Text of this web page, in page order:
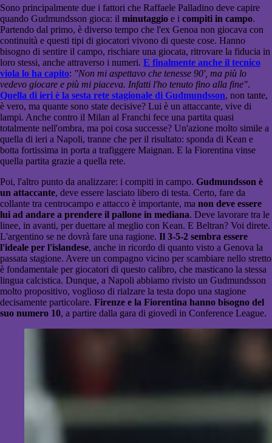
Sono principalmente due i fattori che Raffaele Palladino deve capire
quando Gudmundsson gioca: il minutaggio e i compiti in campo.
Partendo dal primo, è diverso tempo che l'ex Genoa non giocava con
continuità e questi tipi di giocatori vivono di queste cose. Hanno
bisogno di sentire il campo, rischiare una giocata, ritrovare la fiducia in
loro stessi, anche attraverso i numeri. E finalmente anche il tecnico
viola lo ha capito: "Non mi aspettavo che tenesse 90', ma più lo
vedevo giocare e più mi piaceva. Infatti l'ho tenuto fino alla fine".
Quella di ieri è la sesta rete stagionale di Gudmundsson, non tante,
è vero, ma quante sono state decisive? Lui è un attaccante, vive di
lampi. Anche contro il Milan al Franchi fece una partita quasi
totalmente nell'ombra, ma poi cosa successe? Un'azione molto simile a
quella di ieri a Napoli, tranne che per il risultato: sponda di Kean e
botta fortissima in porta a trafiggere Maignan. E la Fiorentina vinse
quella partita grazie a quella rete.
Poi, l'altro punto da analizzare: i compiti in campo. Gudmundsson è
un attaccante, deve essere lasciato libero di testa. Certo, fare da
collante tra centrocampo e attacco è importante, ma non deve essere
lui ad andare a prendere il pallone in mediana. Deve lavorare tra le
linee, in avanti, per duettare al meglio con Kean. E Beltran? Voi direte.
L'argentino se ne dovrà fare una ragione. Il 3-5-2 sembra essere
l'ideale per l'islandese, anche in ricordo di quanto visto a Genova la
passata stagione. Avere un compagno vicino per scambiare nello stretto
è fondamentale per giocatori di questo calibro, che masticano la stessa
lingua calcistica. Dunque, a Napoli abbiamo rivisto un Gudmundsson
molto propositivo, voglioso di rialzare la testa dopo una stagione
decisamente particolare. Firenze e la Fiorentina hanno bisogno del
suo numero 10, a partire dalla gara di giovedì in Conference League.